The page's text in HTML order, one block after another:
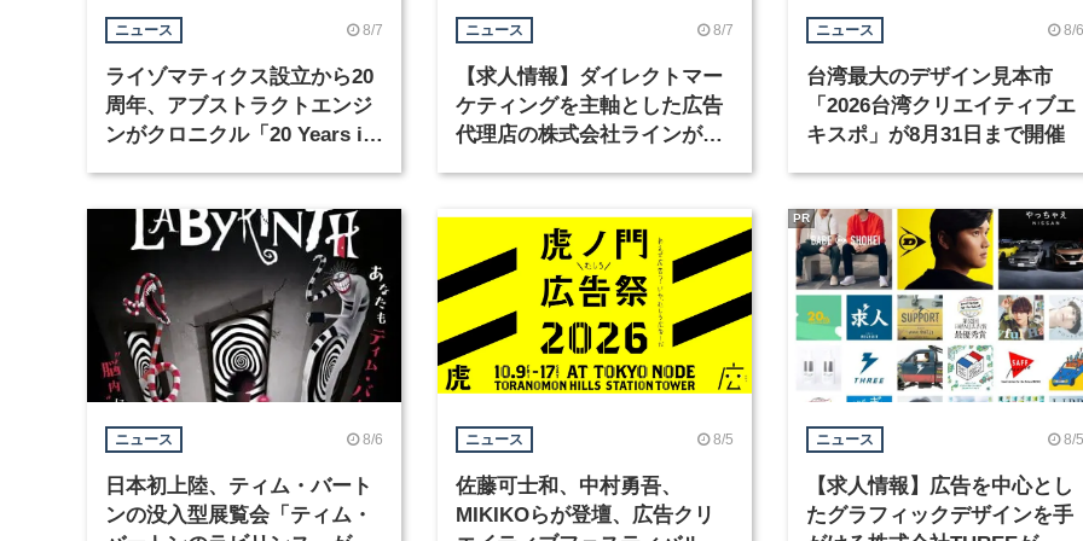
ニュース 8/7
ライゾマティクス設立から20
周年、アブストラクトエンジ
ンがクロニクル「20 Years in
ニュース 8/7
【求人情報】ダイレクトマー
ケティングを主軸とした広告
代理店の株式会社ラインが、
ニュース 8/6
台湾最大のデザイン見本市
「2026台湾クリエイティブエ
キスポ」が8月31日まで開催
ニュース 8/6
日本初上陸、ティム・バート
ンの没入型展覧会「ティム・
ニュース 8/5
佐藤可士和、中村勇吾、
MIKIKOらが登壇、広告クリ
ニュース 8/5
【求人情報】広告を中心とし
たグラフィックデザインを手
PR